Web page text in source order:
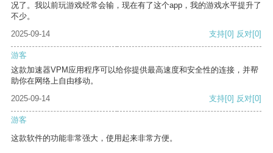
况了。我以前玩游戏经常会输，现在有了这个app，我的游戏水平提升了
不少。
2025-09-14
支持[0] 反对[0]
游客
这款加速器VPM应用程序可以给你提供最高速度和安全性的连接，并帮
助你在网络上自由移动。
2025-09-14
支持[0] 反对[0]
游客
这款软件的功能非常强大，使用起来非常方便。